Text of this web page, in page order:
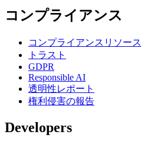
コンプライアンス
コンプライアンスリソース
トラスト
GDPR
Responsible AI
透明性レポート
権利侵害の報告
Developers